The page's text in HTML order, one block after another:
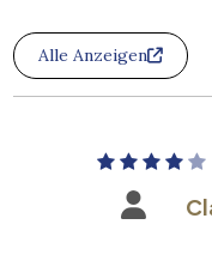
Alle Anzeigen
Claudia